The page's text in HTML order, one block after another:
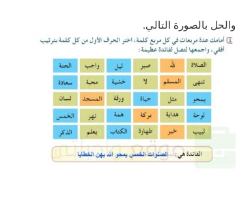
والحل بالصورة التالي.